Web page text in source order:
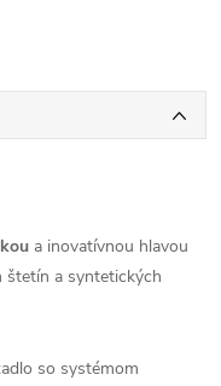
a inovatívnou hlavou
štetín a syntetických
so systémom